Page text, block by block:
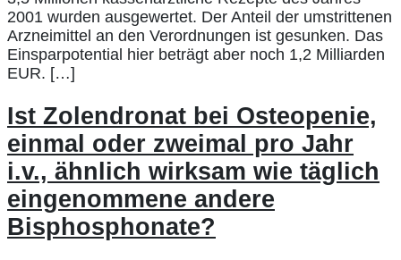
2001 wurden ausgewertet. Der Anteil der umstrittenen
Arzneimittel an den Verordnungen ist gesunken. Das
Einsparpotential hier beträgt aber noch 1,2 Milliarden
EUR. […]
Ist Zolendronat bei Osteopenie,
einmal oder zweimal pro Jahr
i.v., ähnlich wirksam wie täglich
eingenommene andere
Bisphosphonate?